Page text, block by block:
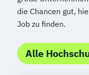
die Chancen gut,
Job zu finden.
Alle